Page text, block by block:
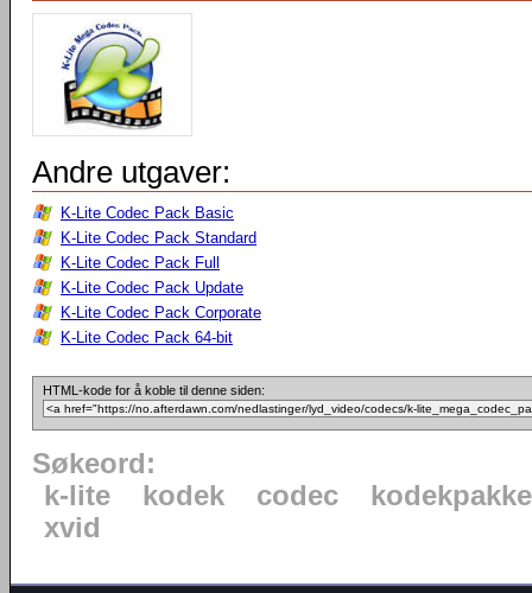
Andre utgaver:
K-Lite Codec Pack Basic
K-Lite Codec Pack Standard
K-Lite Codec Pack Full
K-Lite Codec Pack Update
K-Lite Codec Pack Corporate
K-Lite Codec Pack 64-bit
HTML-kode for å koble til denne siden:
Søkeord:
k-lite
kodek codec
kodekpakke
xvid